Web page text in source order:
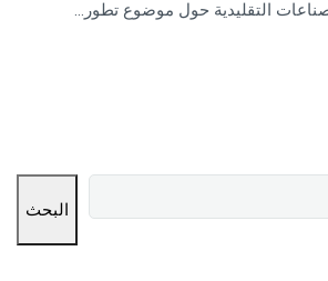
التقليدية حول موضوع تطور…
البحث